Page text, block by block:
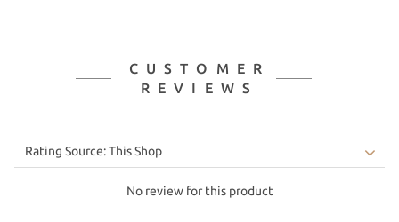
CUSTOMER
REVIEWS
No review for this product